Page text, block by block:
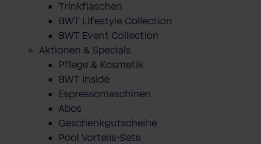
Trinkflaschen
BWT Lifestyle Collection
BWT Event Collection
Aktionen & Specials
Pflege & Kosmetik
BWT Inside
Espressomaschinen
Abos
Geschenkgutscheine
Pool Vorteils-Sets